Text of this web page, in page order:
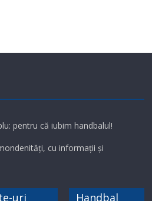
pentru că iubim handbalul!
cu informații și
uri Handbal